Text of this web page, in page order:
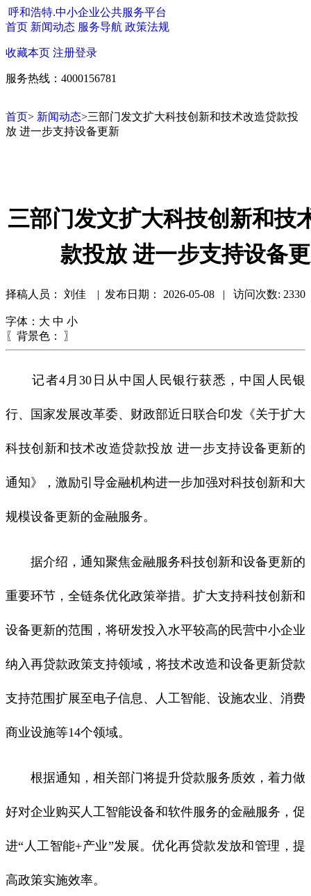
呼和浩特.中小企业公共服务平台
首页 新闻动态 服务导航 政策法规
收藏本页 注册登录
服务热线：4000156781
首页> 新闻动态>三部门发文扩大科技创新和技术改造贷款投
放 进一步支持设备更新
三部门发文扩大科技创新和技
款投放 进一步支持设备
择稿人员： 刘佳 | 发布日期： 2026-05-08 | 访问次数: 2330
字体： 大 中 小
〖背景色： 〗
记者4月30日从中国人民银行获悉，中国人民银
行、国家发展改革委、财政部近日联合印发《关于扩大
科技创新和技术改造贷款投放 进一步支持设备更新的
通知》，激励引导金融机构进一步加强对科技创新和大
规模设备更新的金融服务。
据介绍，通知聚焦金融服务科技创新和设备更新的
重要环节，全链条优化政策举措。扩大支持科技创新和
设备更新的范围，将研发投入水平较高的民营中小企业
纳入再贷款政策支持领域，将技术改造和设备更新贷款
支持范围扩展至电子信息、人工智能、设施农业、消费
商业设施等14个领域。
根据通知，相关部门将提升贷款服务质效，着力做
好对企业购买人工智能设备和软件服务的金融服务，促
进“人工智能+产业”发展。优化再贷款发放和管理，提
高政策实施效率。